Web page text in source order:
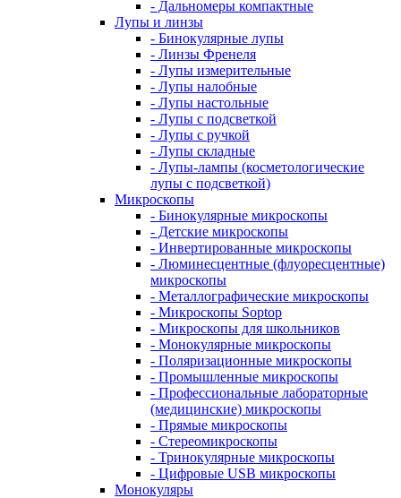
- Дальномеры компактные
Лупы и линзы
- Бинокулярные лупы
- Линзы Френеля
- Лупы измерительные
- Лупы налобные
- Лупы настольные
- Лупы с подсветкой
- Лупы с ручкой
- Лупы складные
- Лупы-лампы (косметологические
лупы с подсветкой)
Микроскопы
- Бинокулярные микроскопы
- Детские микроскопы
- Инвертированные микроскопы
- Люминесцентные (флуоресцентные)
микроскопы
- Металлографические микроскопы
- Микроскопы Soptop
- Микроскопы для школьников
- Монокулярные микроскопы
- Поляризационные микроскопы
- Промышленные микроскопы
- Профессиональные лабораторные
(медицинские) микроскопы
- Прямые микроскопы
- Стереомикроскопы
- Тринокулярные микроскопы
- Цифровые USB микроскопы
Монокуляры